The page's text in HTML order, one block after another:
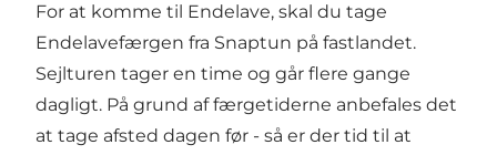
For at komme til Endelave, skal du tage
Endelavefærgen fra Snaptun på fastlandet.
Sejlturen tager en time og går flere gange
dagligt. På grund af færgetiderne anbefales det
at tage afsted dagen før - så er der tid til at